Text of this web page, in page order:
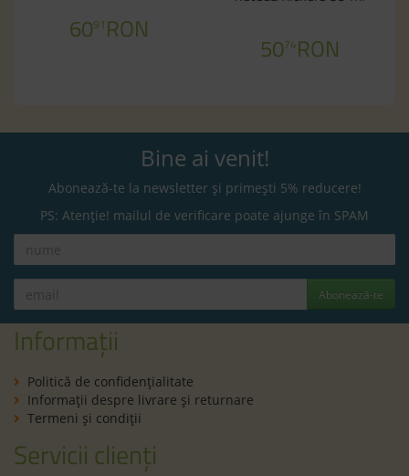
6091RON
5074RON
Bine ai venit!
Abonează-te la newsletter și primești 5% reducere!
PS: Atenție! mailul de verificare poate ajunge în SPAM
Abonează-te
Informații
Politică de confidenţialitate
Informaţii despre livrare și returnare
Termeni şi condiţii
Servicii clienți